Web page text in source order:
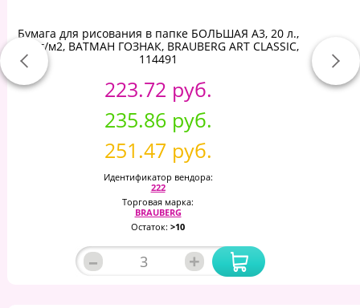
Бумага для рисования в папке БОЛЬШАЯ А3, 20 л.,
200 г/м2, ВАТМАН ГОЗНАК, BRAUBERG ART CLASSIC,
114491
223.72 руб.
235.86 руб.
251.47 руб.
Идентификатор вендора:
222
Торговая марка:
BRAUBERG
Остаток: >10
– +